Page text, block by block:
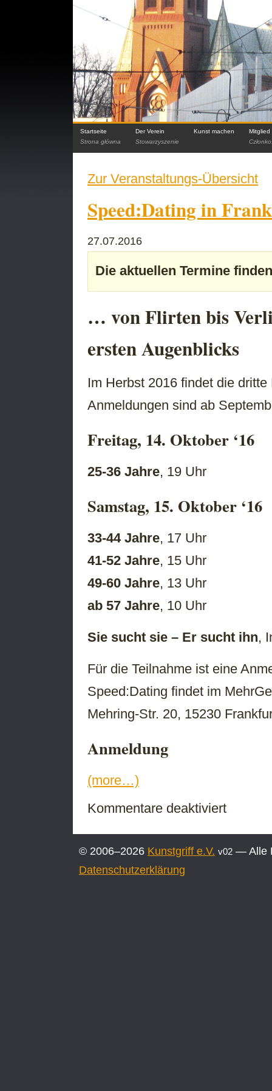
Startseite
Strona główna
Der Verein
Stowarzyszenie
Kunst machen
Mitglied
Zur Veranstaltungs-Übersicht
Speed:Dating in
27.07.2016
Die aktuellen Termine
… von Flirten bis
ersten Augenblicks
Im Herbst 2016 findet die
Anmeldungen sind ab
Freitag, 14. Oktober ‘16
25-36 Jahre, 19 Uhr
Samstag, 15. Oktober ‘16
33-44 Jahre, 17 Uhr
41-52 Jahre, 15 Uhr
49-60 Jahre, 13 Uhr
ab 57 Jahre, 10 Uhr
Sie sucht sie – Er sucht ihn,
Für die Teilnahme ist eine
Speed:Dating findet im
Mehring-Str. 20, 15230
Anmeldung
(more…)
Kommentare deaktiviertSpeed:Dating
(Oder)
© 2006–2026 Kunstgriff e.V. v02 — Alle
Datenschutzerklärung